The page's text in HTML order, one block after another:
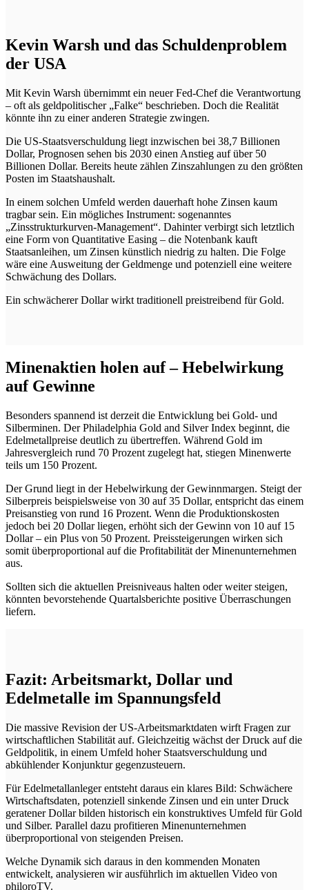
Kevin Warsh und das Schuldenproblem
der USA
Mit Kevin Warsh übernimmt ein neuer Fed-Chef die Verantwortung
– oft als geldpolitischer „Falke“ beschrieben. Doch die Realität
könnte ihn zu einer anderen Strategie zwingen.
Die US-Staatsverschuldung liegt inzwischen bei 38,7 Billionen
Dollar, Prognosen sehen bis 2030 einen Anstieg auf über 50
Billionen Dollar. Bereits heute zählen Zinszahlungen zu den größten
Posten im Staatshaushalt.
In einem solchen Umfeld werden dauerhaft hohe Zinsen kaum
tragbar sein. Ein mögliches Instrument: sogenanntes
„Zinsstrukturkurven-Management“. Dahinter verbirgt sich letztlich
eine Form von Quantitative Easing – die Notenbank kauft
Staatsanleihen, um Zinsen künstlich niedrig zu halten. Die Folge
wäre eine Ausweitung der Geldmenge und potenziell eine weitere
Schwächung des Dollars.
Ein schwächerer Dollar wirkt traditionell preistreibend für Gold.
Minenaktien holen auf – Hebelwirkung
auf Gewinne
Besonders spannend ist derzeit die Entwicklung bei Gold- und
Silberminen. Der Philadelphia Gold and Silver Index beginnt, die
Edelmetallpreise deutlich zu übertreffen. Während Gold im
Jahresvergleich rund 70 Prozent zugelegt hat, stiegen Minenwerte
teils um 150 Prozent.
Der Grund liegt in der Hebelwirkung der Gewinnmargen. Steigt der
Silberpreis beispielsweise von 30 auf 35 Dollar, entspricht das einem
Preisanstieg von rund 16 Prozent. Wenn die Produktionskosten
jedoch bei 20 Dollar liegen, erhöht sich der Gewinn von 10 auf 15
Dollar – ein Plus von 50 Prozent. Preissteigerungen wirken sich
somit überproportional auf die Profitabilität der Minenunternehmen
aus.
Sollten sich die aktuellen Preisniveaus halten oder weiter steigen,
könnten bevorstehende Quartalsberichte positive Überraschungen
liefern.
Fazit: Arbeitsmarkt, Dollar und
Edelmetalle im Spannungsfeld
Die massive Revision der US-Arbeitsmarktdaten wirft Fragen zur
wirtschaftlichen Stabilität auf. Gleichzeitig wächst der Druck auf die
Geldpolitik, in einem Umfeld hoher Staatsverschuldung und
abkühlender Konjunktur gegenzusteuern.
Für Edelmetallanleger entsteht daraus ein klares Bild: Schwächere
Wirtschaftsdaten, potenziell sinkende Zinsen und ein unter Druck
geratener Dollar bilden historisch ein konstruktives Umfeld für Gold
und Silber. Parallel dazu profitieren Minenunternehmen
überproportional von steigenden Preisen.
Welche Dynamik sich daraus in den kommenden Monaten
entwickelt, analysieren wir ausführlich im aktuellen Video von
philoroTV.